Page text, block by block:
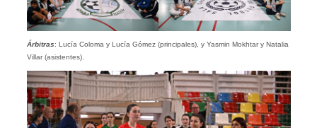
Árbitras: Lucía Coloma y Lucía Gómez (principales), y Yasmin Mokhtar y Natalia
Villar (asistentes).